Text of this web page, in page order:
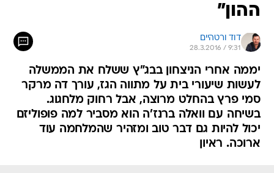
ההון"
דוד ורטהיים
28.3.2016 / 9:31
יממה אחרי הניצחון בבג"ץ ששלח את הממשלה
לעשות שיעורי בית על מתווה הגז, עורך דה מרקר
סמי פרץ בהחלט מרוצה, אבל רחוק מלחגוג.
בשיחה עם וואלה ברנז'ה הוא מסביר למה פופוליזם
יכול להיות גם דבר טוב ומזהיר שהמלחמה עוד
ארוכה. ראיון